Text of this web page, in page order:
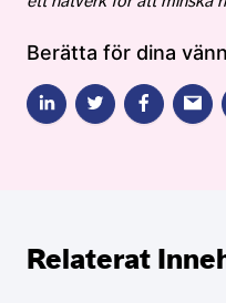
Berätta för dina
Relaterat